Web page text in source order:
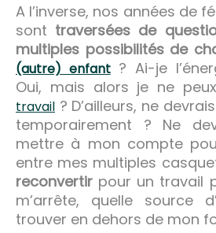
A l’inverse, nos années de
sont traversées de
multiples possibilités de
(autre) enfant? Ai-je
Oui, mais alors je ne
travail ? D’ailleurs, ne
temporairement ? Ne
mettre à mon compte
entre mes multiples
reconvertir pour un travail
m’arrête, quelle source
trouver en dehors de mon